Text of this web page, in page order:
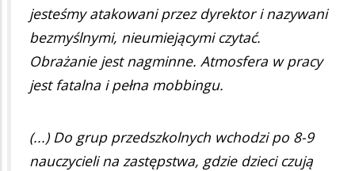
jesteśmy atakowani przez dyrektor i nazywani
bezmyślnymi, nieumiejącymi czytać.
Obrażanie jest nagminne. Atmosfera w pracy
jest fatalna i pełna mobbingu.
(...) Do grup przedszkolnych wchodzi po 8-9
nauczycieli na zastępstwa, gdzie dzieci czują